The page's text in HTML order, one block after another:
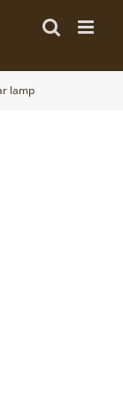
lamp